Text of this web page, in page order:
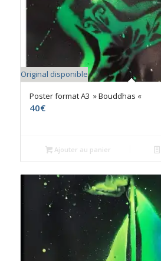
Original disponible
Poster format A3 » Bouddhas «
40€
Ajouter au panier